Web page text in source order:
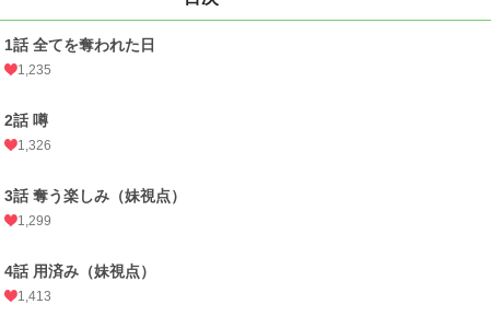
1話 全てを奪われた日
1,235
2話 噂
1,326
3話 奪う楽しみ（妹視点）
1,299
4話 用済み（妹視点）
1,413